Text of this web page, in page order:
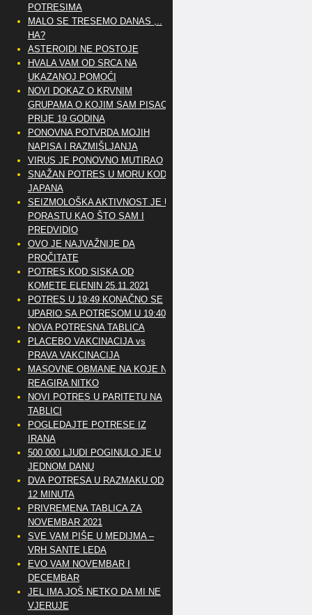
POTRESIMA
MALO SE TRESEMO DANAS ,..
HA?
ASTEROIDI NE POSTOJE
HVALA VAM OD SRCA NA
UKAZANOJ POMOĆI
NOVI DOKAZ O KRVNIM
GRUPAMA O KOJIM SAM PISAO
PRIJE 19 GODINA
PONOVNA POTVRDA MOJIH
NAPISA I RAZMIŠLJANJA
VIRUS JE PONOVNO MUTIRAO
SNAŽAN POTRES U MORU KOD
JAPANA
SEIZMOLOŠKA AKTIVNOST JE U
PORASTU KAO ŠTO SAM I
PREDVIDIO
OVO JE NAJVAŽNIJE DA
PROČITATE
POTRES KOD SISKA OD
KOMETE ELENIN 25.11.2021
POTRES U 19:49 KONAČNO SE
UPARIO SA POTRESOM U 19:40
NOVA POTRESNA TABLICA
PLACEBO VAKCINACIJA vs
PRAVA VAKCINACIJA
MASOVNE OBMANE NA KOJE NE
REAGIRA NITKO
NOVI POTRES U PARITETU NA
TABLICI
POGLEDAJTE POTRESE IZ
IRANA
500 000 LJUDI POGINULO JE U
JEDNOM DANU
DVA POTRESA U RAZMAKU OD
12 MINUTA
PRIVREMENA TABLICA ZA
NOVEMBAR 2021
SVE VAM PIŠE U MEDIJMA –
VRH SANTE LEDA
EVO VAM NOVEMBAR I
DECEMBAR
JEL IMA JOŠ NETKO DA MI NE
VJERUJE